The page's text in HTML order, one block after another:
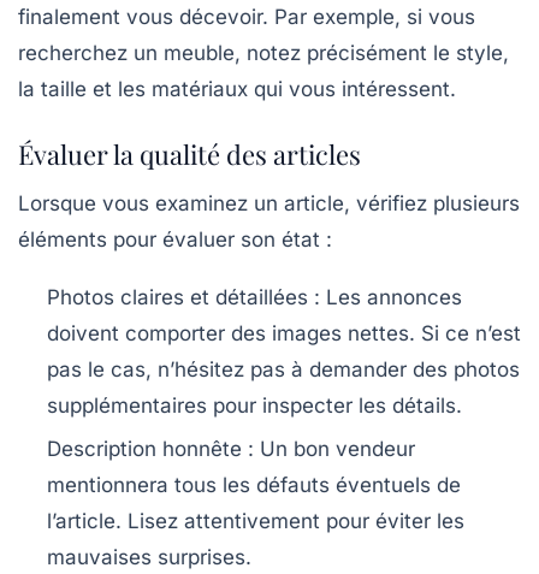
finalement vous décevoir. Par exemple, si vous
recherchez un meuble, notez précisément le style,
la taille et les matériaux qui vous intéressent.
Évaluer la qualité des articles
Lorsque vous examinez un article, vérifiez plusieurs
éléments pour évaluer son état :
Photos claires et détaillées : Les annonces
doivent comporter des images nettes. Si ce n’est
pas le cas, n’hésitez pas à demander des photos
supplémentaires pour inspecter les détails.
Description honnête : Un bon vendeur
mentionnera tous les défauts éventuels de
l’article. Lisez attentivement pour éviter les
mauvaises surprises.